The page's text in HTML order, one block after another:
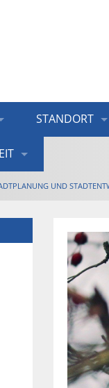
STANDORT
UND